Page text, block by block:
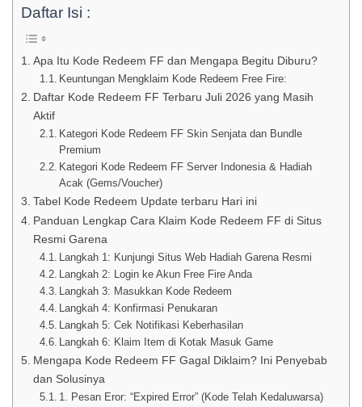
Daftar Isi :
Apa Itu Kode Redeem FF dan Mengapa Begitu Diburu?
Keuntungan Mengklaim Kode Redeem Free Fire:
Daftar Kode Redeem FF Terbaru Juli 2026 yang Masih
Aktif
Kategori Kode Redeem FF Skin Senjata dan Bundle
Premium
Kategori Kode Redeem FF Server Indonesia & Hadiah
Acak (Gems/Voucher)
Tabel Kode Redeem Update terbaru Hari ini
Panduan Lengkap Cara Klaim Kode Redeem FF di Situs
Resmi Garena
Langkah 1: Kunjungi Situs Web Hadiah Garena Resmi
Langkah 2: Login ke Akun Free Fire Anda
Langkah 3: Masukkan Kode Redeem
Langkah 4: Konfirmasi Penukaran
Langkah 5: Cek Notifikasi Keberhasilan
Langkah 6: Klaim Item di Kotak Masuk Game
Mengapa Kode Redeem FF Gagal Diklaim? Ini Penyebab
dan Solusinya
1. Pesan Eror: “Expired Error” (Kode Telah Kedaluwarsa)